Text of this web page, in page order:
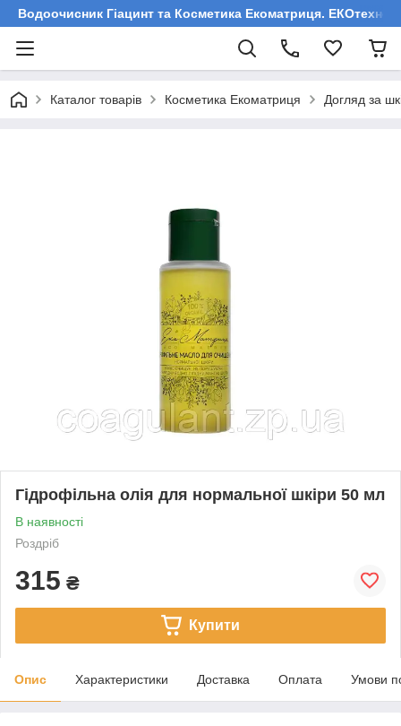
Водоочисник Гіацинт та Косметика Екоматриця.
Каталог товарів Косметика Екоматриця Догляд за
Гідрофільна олія для нормальної шкіри 50 мл
В наявності
Роздріб
315 ₴
Купити
Опис Характеристики Доставка Оплата Умови